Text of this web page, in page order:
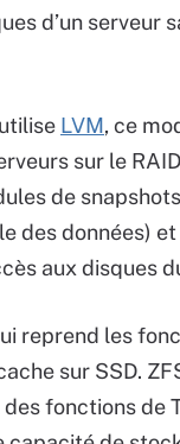
d’un serveur
LVM, ce
sur le
de
des données)
aux disques
reprend les
sur SSD.
fonctions de